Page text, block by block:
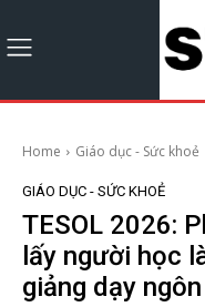
Home Giáo dục - Sức khoẻ
GIÁO DỤC - SỨC KHOẺ
TESOL 2026:
lấy người học
giảng dạy